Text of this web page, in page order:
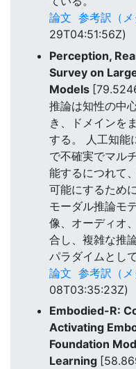
論文 参考訳（メ
29T04:51:56Z)
Perception,
Survey on
Models
推論は知性の中
き、ドメインを
する。 人工知能
で不確実でマル
能するにつれて
可能にするため
モーダル推論モ
像、オーディオ
合し、複雑な推
パラダイムとし
論文 参考訳（メ
08T03:35:23Z)
Embodied-R:
Activating
Foundation
Learning